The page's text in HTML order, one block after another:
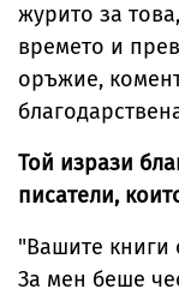
журито за
времето и
оръжие,
Той изрази
писатели,
"Вашите книги
За мен беше